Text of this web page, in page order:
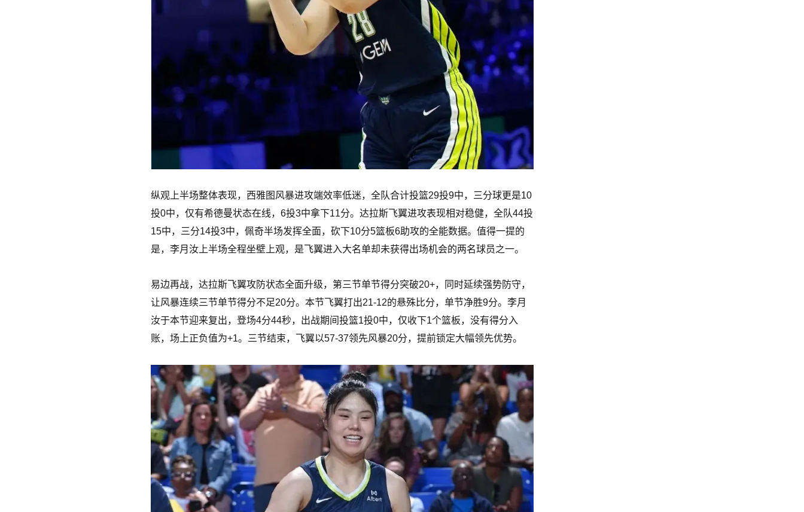
纵观上半场整体表现，西雅图风暴进攻端效率低迷，全队合计投篮29投9中，三分球更是10
投0中，仅有希德曼状态在线，6投3中拿下11分。达拉斯飞翼进攻表现相对稳健，全队44投
15中，三分14投3中，佩奇半场发挥全面，砍下10分5篮板6助攻的全能数据。值得一提的
是，李月汝上半场全程坐壁上观，是飞翼进入大名单却未获得出场机会的两名球员之一。
易边再战，达拉斯飞翼攻防状态全面升级，第三节单节得分突破20+，同时延续强势防守，
让风暴连续三节单节得分不足20分。本节飞翼打出21-12的悬殊比分，单节净胜9分。李月
汝于本节迎来复出，登场4分44秒，出战期间投篮1投0中，仅收下1个篮板，没有得分入
账，场上正负值为+1。三节结束，飞翼以57-37领先风暴20分，提前锁定大幅领先优势。